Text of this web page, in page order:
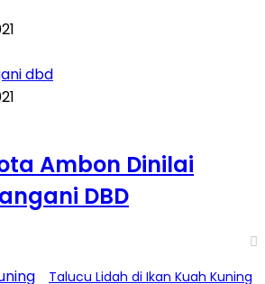
Ambon Dinilai
DBD
Talucu Lidah di Ikan Kuah Kuning